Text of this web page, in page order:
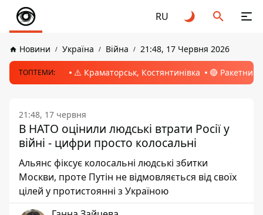
RU
Новини Україна Війна 21:48, 17 Червня 2026
ТОПТЕМИ: ⚠️ Краматорськ, Костянтинівка 🔴 Ракетний
21:48, 17 червня
В НАТО оцінили людські втрати Росії у
війні - цифри просто колосальні
Альянс фіксує колосальні людські збитки
Москви, проте Путін не відмовляється від своїх
цілей у протистоянні з Україною